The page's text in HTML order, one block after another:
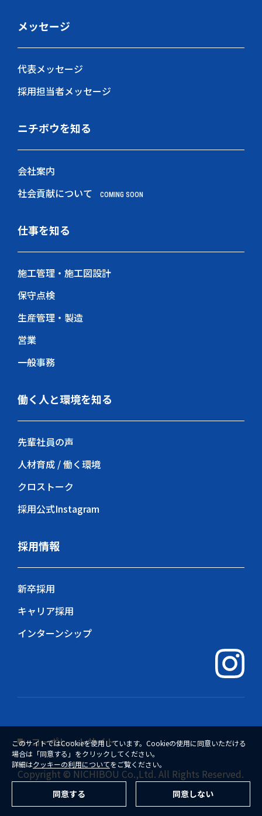
メッセージ
代表メッセージ
採用担当者メッセージ
ニチボウを知る
会社案内
社会貢献について
COMING SOON
仕事を知る
施工管理・施工図設計
保守点検
生産管理・製造
営業
一般事務
働く人と環境を知る
先輩社員の声
人材育成 / 働く環境
クロストーク
採用公式Instagram
採用情報
新卒採用
キャリア採用
インターンシップ
コーポレートサイト
Copyright © NICHIBOU Co.,Ltd. All Rights Reserved.
このサイトではCookieを使用しています。Cookieの使用に同意いただける
場合は「同意する」をクリックしてください。
詳細はクッキーの利用についてをご覧ください。
同意する 同意しない